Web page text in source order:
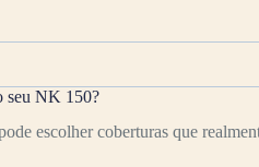
seu NK 150?
escolher coberturas que